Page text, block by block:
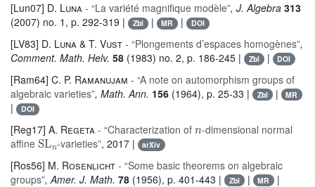
[Lun07] D. Luna - “La variété magnifique modèle”, J. Algebra 313
(2007) no. 1, p. 292-319 |
Zbl | MR | DOI
[LV83] D. Luna & T. Vust - “Plongements d’espaces homogènes”,
Comment. Math. Helv. 58 (1983) no. 2, p. 186-245 | Zbl | DOI
[Ram64] C. P. Ramanujam - “A note on automorphism groups of
algebraic varieties”, Math. Ann. 156 (1964), p. 25-33 | Zbl | MR
| DOI
[Reg17] A. Regeta - “Characterization of
-dimensional normal
affine SLn-varieties”, 2017 | arXiv
[Ros56] M. Rosenlicht - “Some basic theorems on algebraic
groups”, Amer. J. Math. 78 (1956), p. 401-443 | Zbl | MR |